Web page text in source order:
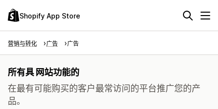
Shopify App Store
营销与转化 广告 广告
所有具 网站功能的
在最有可能购买的客户最常访问的平台推广您的产
品。